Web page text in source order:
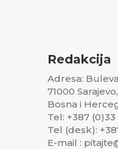
Redakcija
Adresa:
71000 Sarajevo,
Bosna i
Tel: +387
Tel (desk):
E-mail :